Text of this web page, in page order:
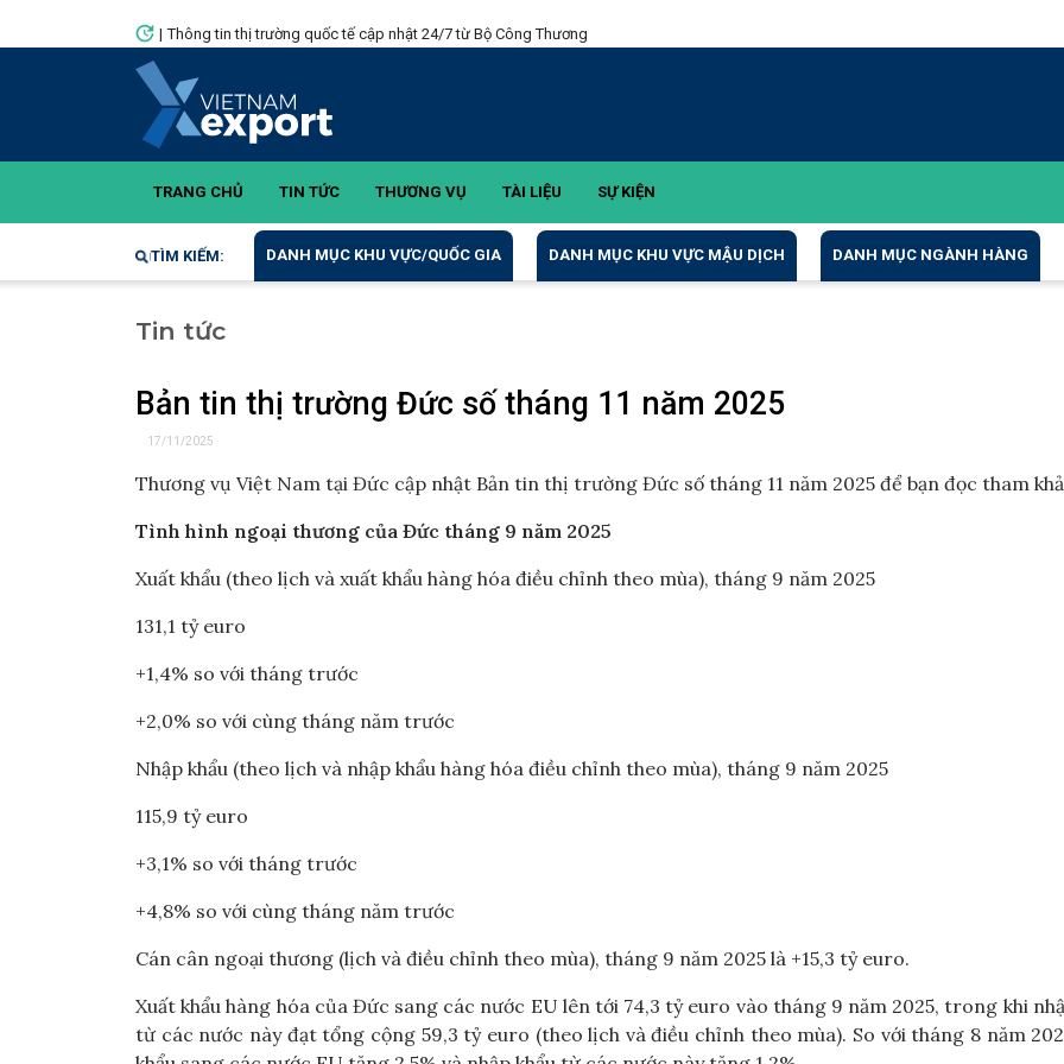
| Thông tin thị trường quốc tế cập nhật 24/7 từ Bộ Công Thương
TRANG CHỦ TIN TỨC THƯƠNG VỤ TÀI LIỆU SỰ KIỆN
TÌM KIẾM: DANH MỤC KHU VỰC/QUỐC GIA DANH MỤC KHU VỰC MẬU DỊCH DANH MỤC NGÀNH HÀNG
Tin tức
Bản tin thị trường Đức số tháng 11 năm 2025
17/11/2025
Thương vụ Việt Nam tại Đức cập nhật Bản tin thị trường Đức số tháng 11 năm 2025 để bạn đọc tham
Tình hình ngoại thương của Đức tháng 9 năm 2025
Xuất khẩu (theo lịch và xuất khẩu hàng hóa điều chỉnh theo mùa), tháng 9 năm 2025
131,1 tỷ euro
+1,4% so với tháng trước
+2,0% so với cùng tháng năm trước
Nhập khẩu (theo lịch và nhập khẩu hàng hóa điều chỉnh theo mùa), tháng 9 năm 2025
115,9 tỷ euro
+3,1% so với tháng trước
+4,8% so với cùng tháng năm trước
Cán cân ngoại thương (lịch và điều chỉnh theo mùa), tháng 9 năm 2025 là +15,3 tỷ euro.
Xuất khẩu hàng hóa của Đức sang các nước EU lên tới 74,3 tỷ euro vào tháng 9 năm 2025, trong khi
từ các nước này đạt tổng cộng 59,3 tỷ euro (theo lịch và điều chỉnh theo mùa). So với tháng 8 năm